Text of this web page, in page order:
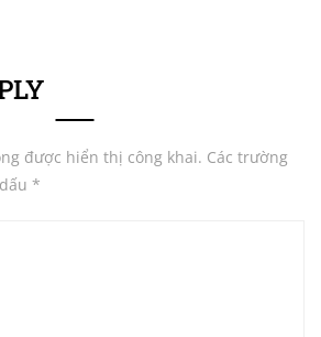
được hiển thị công khai. Các trường
*